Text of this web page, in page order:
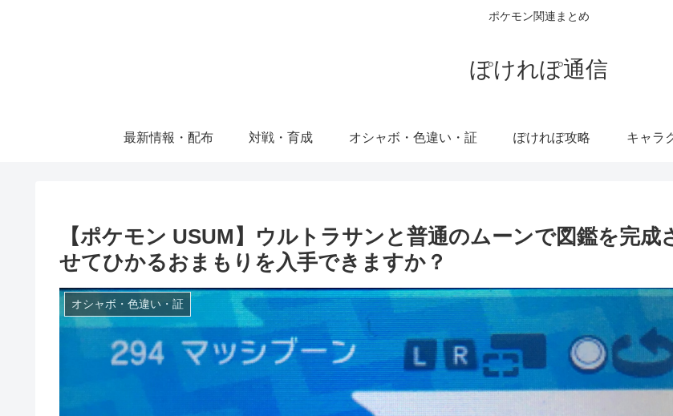
ポケモン関連まとめ
ぽけれぽ通信
最新情報・配布 対戦・育成 オシャボ・色違い・証 ぽけれぽ攻略 キャラ
【ポケモン USUM】ウルトラサンと普通のムーンで図鑑を完成
せてひかるおまもりを入手できますか？
オシャボ・色違い・証